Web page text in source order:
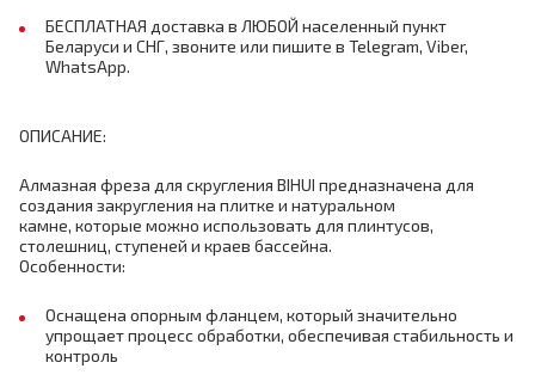
БЕСПЛАТНАЯ доставка в ЛЮБОЙ населенный пункт
Беларуси и СНГ, звоните или пишите в Telegram, Viber,
WhatsApp.
ОПИСАНИЕ:
Алмазная фреза для скругления BIHUI предназначена для
создания закругления на плитке и натуральном
камне, которые можно использовать для плинтусов,
столешниц, ступеней и краев бассейна.
Особенности:
Оснащена опорным фланцем, который значительно
упрощает процесс обработки, обеспечивая стабильность и
контроль